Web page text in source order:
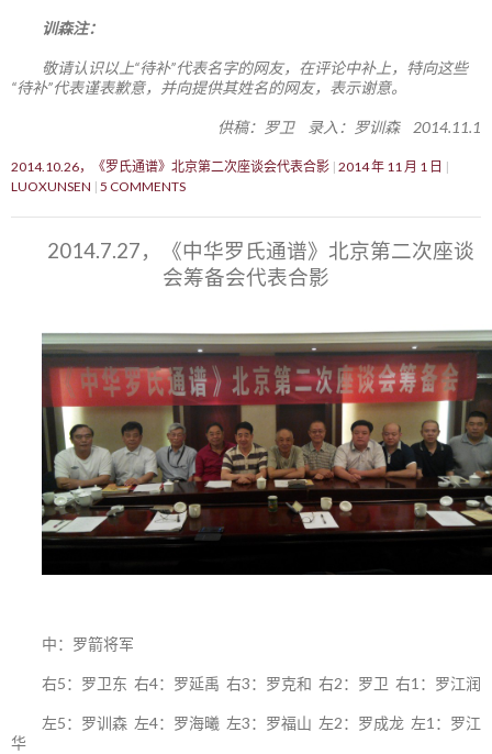
训森注：
敬请认识以上“待补”代表名字的网友，在评论中补上，特向这些
“待补”代表谨表歉意，并向提供其姓名的网友，表示谢意。
供稿：罗卫 录入：罗训森 2014.11.1
2014.10.26，《罗氏通谱》北京第二次座谈会代表合影 2014 年 11 月 1 日
LUOXUNSEN 5 COMMENTS
2014.7.27，《中华罗氏通谱》北京第二次座谈
会筹备会代表合影
中：罗箭将军
右5：罗卫东 右4：罗延禹 右3：罗克和 右2：罗卫 右1：罗江润
左5：罗训森 左4：罗海曦 左3：罗福山 左2：罗成龙 左1：罗江
华